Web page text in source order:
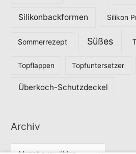
Silikonbackformen Silikon
Sommerrezept Süßes
Topflappen Topfuntersetzer
Überkoch-Schutzdeckel
Archiv